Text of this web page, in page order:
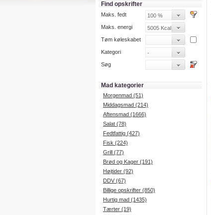
Find opskrifter
Maks. fedt
Maks. energi
Tøm køleskabet
Kategori
Søg
Mad kategorier
Morgenmad (51)
Middagsmad (214)
Aftensmad (1666)
Salat (78)
Fedtfattig (427)
Fisk (224)
Grill (77)
Brød og Kager (191)
Højtider (92)
DDV (67)
Billige opskrifter (850)
Hurtig mad (1435)
Tærter (19)